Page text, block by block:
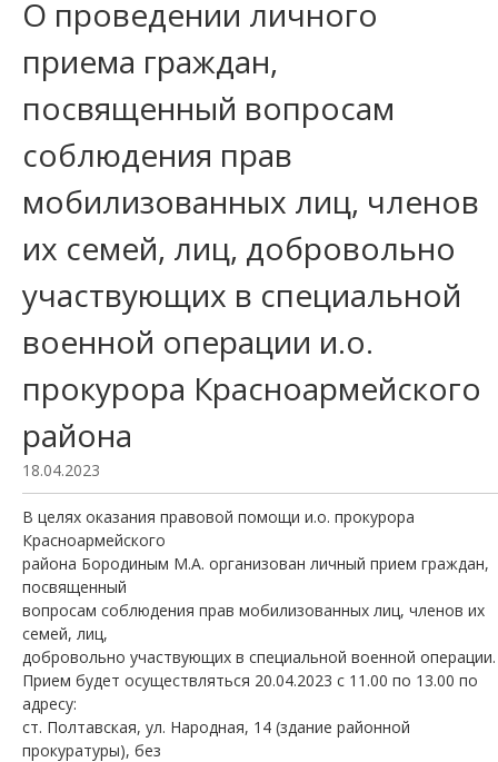
О проведении личного
приема граждан,
посвященный вопросам
соблюдения прав
мобилизованных лиц, членов
их семей, лиц, добровольно
участвующих в специальной
военной операции и.о.
прокурора Красноармейского
района
18.04.2023
В целях оказания правовой помощи и.о. прокурора
Красноармейского
района Бородиным М.А. организован личный прием граждан,
посвященный
вопросам соблюдения прав мобилизованных лиц, членов их
семей, лиц,
добровольно участвующих в специальной военной операции.
Прием будет осуществляться 20.04.2023 с 11.00 по 13.00 по
адресу:
ст. Полтавская, ул. Народная, 14 (здание районной
прокуратуры), без